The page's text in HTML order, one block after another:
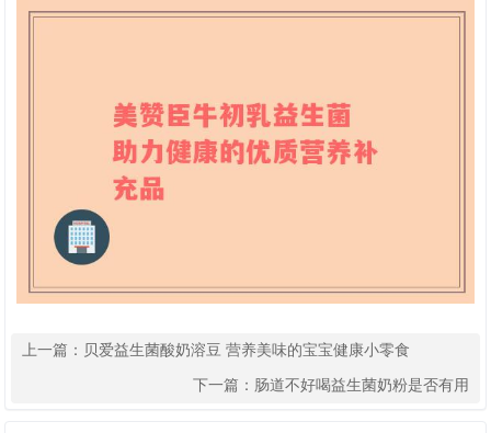
上一篇： 贝爱益生菌酸奶溶豆 营养美味的宝宝健康小零食
下一篇： 肠道不好喝益生菌奶粉是否有用